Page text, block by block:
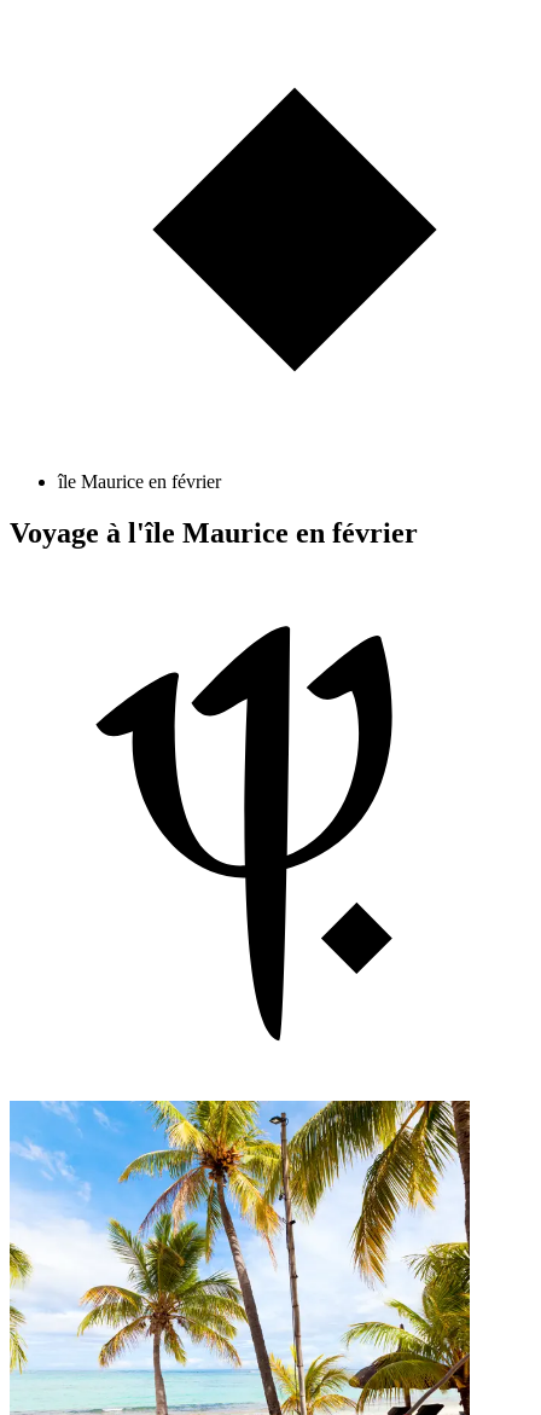
île Maurice en février
Voyage à l'île Maurice en février